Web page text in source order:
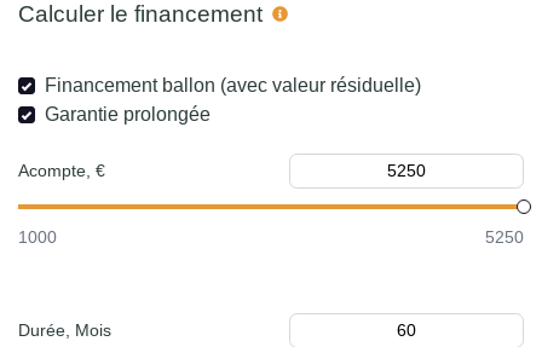
Calculer le financement
Financement ballon (avec valeur résiduelle)
Garantie prolongée
Acompte, €
1000 5250
Durée, Mois